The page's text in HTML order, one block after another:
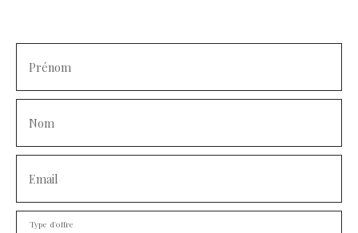
Prénom
Nom
Email
Type d'offre